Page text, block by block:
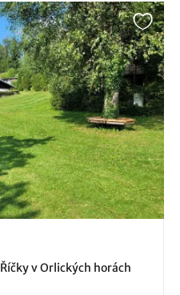
Říčky v Orlických horách